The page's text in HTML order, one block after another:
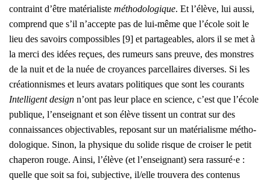
contraint d’être maté­ria­liste métho­do­lo­gique. Et l’élève, lui aus­si,
com­prend que s’il n’accepte pas de lui-même que l’école soit le
lieu des savoirs com­pos­sibles [9] et par­ta­geables, alors il se met à
la mer­ci des idées reçues, des rumeurs sans preuve, des monstres
de la nuit et de la nuée de croyances par­cel­laires diverses. Si les
créa­tion­nismes et leurs ava­tars poli­tiques que sont les cou­rants
Intel­li­gent desi­gn n’ont pas leur place en science, c’est que l’école
publique, l’enseignant et son élève tissent un contrat sur des
connais­sances objec­ti­vables, repo­sant sur un maté­ria­lisme métho­
do­lo­gique. Sinon, la phy­sique du solide risque de croi­ser le petit
cha­pe­ron rouge. Ain­si, l’élève (et l’enseignant) sera rassuré·e :
quelle que soit sa foi, sub­jec­tive, il/elle trou­ve­ra des conte­nus